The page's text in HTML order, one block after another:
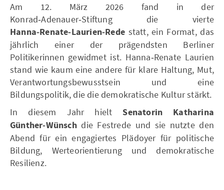
Am 12. März 2026 fand in der
Konrad‑Adenauer‑Stiftung die vierte
Hanna‑Renate‑Laurien‑Rede statt, ein Format, das
jährlich einer der prägendsten Berliner
Politikerinnen gewidmet ist. Hanna‑Renate Laurien
stand wie kaum eine andere für klare Haltung, Mut,
Verantwortungsbewusstsein und eine
Bildungspolitik, die die demokratische Kultur stärkt.
In diesem Jahr hielt Senatorin Katharina
Günther‑Wünschdie Festrede und sie nutzte den
Abend für ein engagiertes Plädoyer für politische
Bildung, Werteorientierung und demokratische
Resilienz.